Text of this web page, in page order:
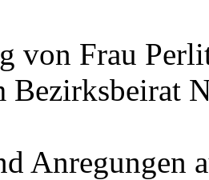
von Frau
Anregungen